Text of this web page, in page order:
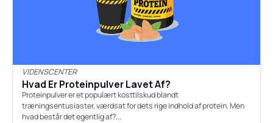
VIDENSCENTER
Hvad Er Proteinpulver Lavet Af?
Proteinpulver er et populært kosttilskud blandt
træningsentusiaster, værdsat for dets rige indhold af protein. Men
hvad består det egentlig af?...